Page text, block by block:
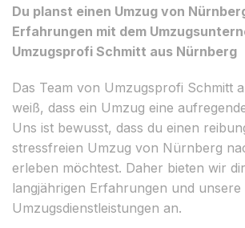
Du planst einen Umzug von
Erfahrungen mit dem
Umzugsprofi Schmitt aus Nürnberg
Das Team von Umzugsprofi Schmitt
weiß, dass ein Umzug eine
Uns ist bewusst, dass du einen
stressfreien Umzug von Nürnberg
erleben möchtest. Daher bieten wir
langjährigen Erfahrungen und
Umzugsdienstleistungen an.